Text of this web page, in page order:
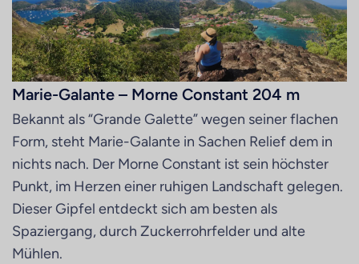
Marie-Galante – Morne Constant 204 m
Bekannt als “Grande Galette” wegen seiner flachen
Form, steht Marie-Galante in Sachen Relief dem in
nichts nach. Der Morne Constant ist sein höchster
Punkt, im Herzen einer ruhigen Landschaft gelegen.
Dieser Gipfel entdeckt sich am besten als
Spaziergang, durch Zuckerrohrfelder und alte
Mühlen.